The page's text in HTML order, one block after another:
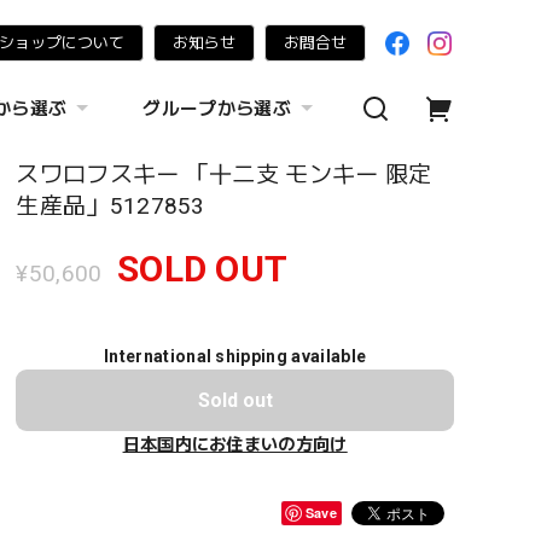
ョップについて お知らせ お問合せ
ら選ぶ グループから選ぶ
スワロフスキー 「十二支 モンキー 限定
生産品」5127853
¥50,600 SOLD OUT
International shipping available
Sold out
日本国内にお住まいの方向け
Save